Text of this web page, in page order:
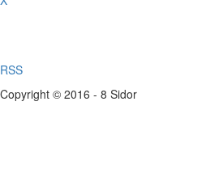
RSS
Copyright © 2016 - 8 Sidor